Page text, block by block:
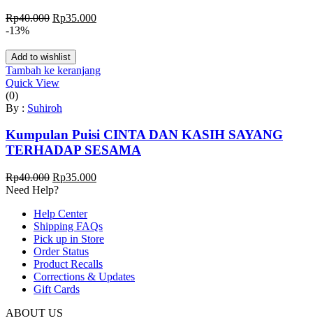
Rp40.000 Harga
Rp40.000.
Rp35.000Harga
Rp35.000.
-13%
Add to wishlist
Tambah ke keranjang
Quick View
(0)
By : Suhiroh
Kumpulan Puisi CINTA DAN KASIH SAYANG
TERHADAP SESAMA
Rp40.000 Harga
aslinya
Rp40.000.
Rp35.000Harga
Rp35.000.
Need Help?
Help Center
Shipping FAQs
Pick up in Store
Order Status
Product Recalls
Corrections & Updates
Gift Cards
ABOUT US